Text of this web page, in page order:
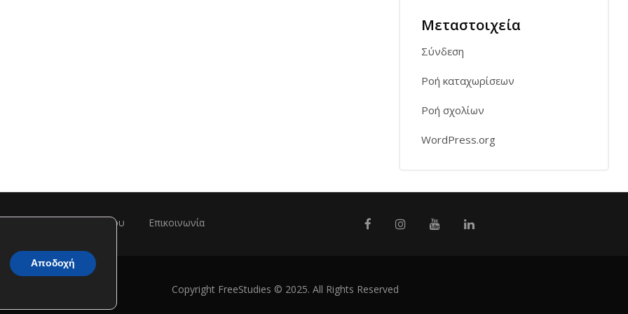
Μεταστοιχεία
Σύνδεση
Ροή καταχωρίσεων
Ροή σχολίων
WordPress.org
Πολιτική Απορρήτου Επικοινωνία
Copyright FreeStudies © 2025. All Rights Reserved
Αποδοχή